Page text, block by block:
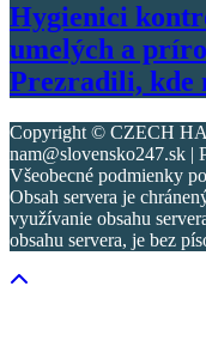
Hygienici
umelých a
Prezradili, kde
Copyright © CZECH
nam@slovensko247.sk |
Všeobecné podmienky
Obsah servera je
využívanie obsahu
obsahu servera, je bez